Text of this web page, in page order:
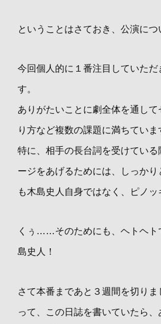
ということはさておき、公演につ
今回個人的に１番注目していた
す。
ありがたいことに劇全体を通し
り方など複数の課題に満ちてい
特に、相手の長台詞を受けてい
ージをあげるためには、しっか
も木島史人自身ではなく、ピノ
くぅ……そのためにも、ヘトヘ
島史人！
さて本番まであと３週間を切りま
って、この日誌を書いていたら